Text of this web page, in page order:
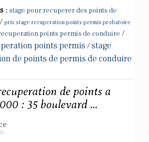
: stage pour recuperer des points de
/ prix stage recuperation points permis probatoire
points permis de conduire /
points permis /stage
de points de permis de conduire
de points a
: 35 boulevard ...